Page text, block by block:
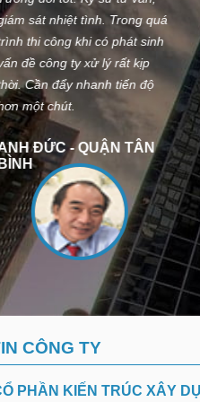
nhiệt tình. Trong quá
khi có phát sinh
ty xử lý rất kịp
đẩy nhanh tiến độ
chút.
- QUẬN TÂN
CÔNG TY
PHẦN KIẾN TRÚC XÂY